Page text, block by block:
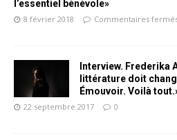
l’essentiel bénévole»
8 février 2018 Commentaires
Interview. Frederika
littérature doit
Émouvoir. Voilà
22 septembre 2017 0